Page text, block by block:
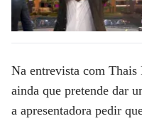
Na entrevista com Thais
ainda que pretende dar
a apresentadora pedir